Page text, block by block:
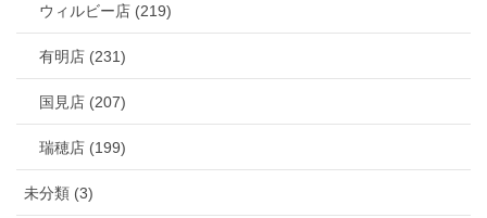
ウィルビー店 (219)
有明店 (231)
国見店 (207)
瑞穂店 (199)
未分類 (3)